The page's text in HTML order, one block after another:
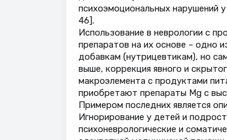
психоэмоциональных нарушений
46].
Использование в неврологии c
препаратов на их основе – одно
добавкам (нутрицевтикам), но
выше, коррекция явного и
макроэлемента с продуктами
приобретают препараты Mg с
Примером последних является
Игнорирование у детей и
психоневрологические и